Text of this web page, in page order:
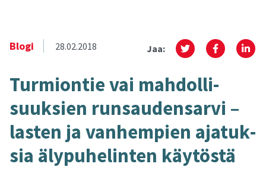
Blogi 28.02.2018 Jaa:
Tur­mion­tie vai mah­dol­li­
suuk­sien run­sau­den­sar­vi –
las­ten ja van­hem­pien aja­tuk­
sia äly­pu­he­lin­ten käy­tös­tä